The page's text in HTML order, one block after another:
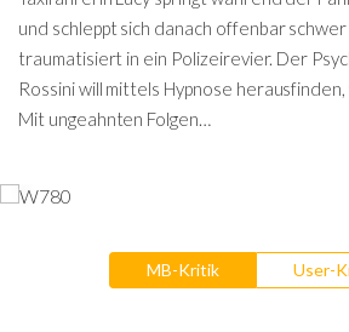
und schleppt sich danach offenbar
traumatisiert in ein Polizeirevier. Der
Rossini will mittels Hypnose
Mit ungeahnten Folgen…
MB-Kritik User-